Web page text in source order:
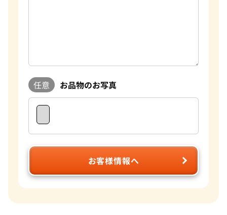
任意 お品物のお写真
お客様情報へ